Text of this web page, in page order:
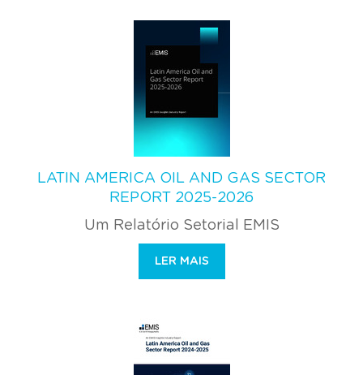
LATIN AMERICA OIL AND GAS SECTOR
REPORT 2025-2026
Um Relatório Setorial EMIS
LER MAIS